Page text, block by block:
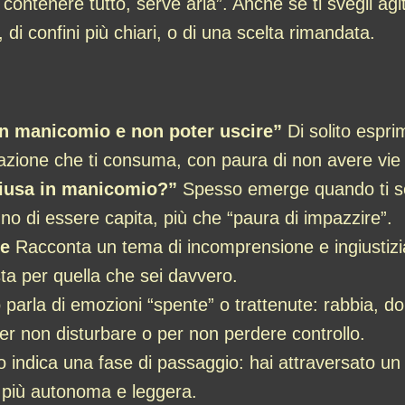
confini più chiari, o di una scelta rimandata.
manicomio e non poter uscire” Di solito
che ti consuma, con paura di non avere vie
in manicomio?” Spesso emerge quando ti
di essere capita, più che “paura di impazzire”.
Racconta un tema di incomprensione e
per quella che sei davvero.
di emozioni “spente” o trattenute: rabbia,
non disturbare o per non perdere controllo.
indica una fase di passaggio: hai attraversato
autonoma e leggera.